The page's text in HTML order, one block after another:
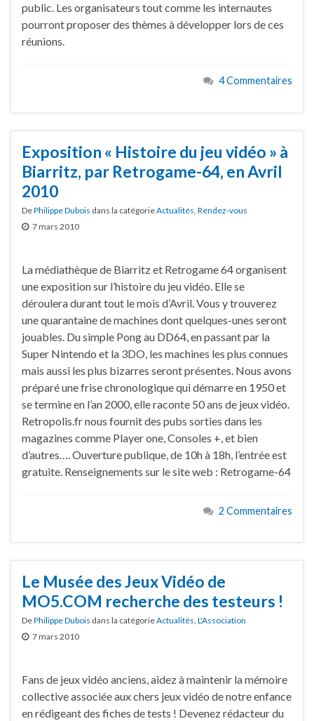
public. Les organisateurs tout comme les internautes
pourront proposer des thèmes à développer lors de ces
réunions.
4 Commentaires
Exposition « Histoire du jeu vidéo » à
Biarritz, par Retrogame-64, en Avril
2010
DePhilippe Dubois dans la catégorieActualités Rendez-vous
7 mars 2010
La médiathèque de Biarritz et Retrogame 64 organisent
une exposition sur l’histoire du jeu vidéo. Elle se
déroulera durant tout le mois d’Avril. Vous y trouverez
une quarantaine de machines dont quelques-unes seront
jouables. Du simple Pong au DD64, en passant par la
Super Nintendo et la 3DO, les machines les plus connues
mais aussi les plus bizarres seront présentes. Nous avons
préparé une frise chronologique qui démarre en 1950 et
se termine en l’an 2000, elle raconte 50 ans de jeux vidéo.
Retropolis.fr nous fournit des pubs sorties dans les
magazines comme Player one, Consoles +, et bien
d’autres…. Ouverture publique, de 10h à 18h, l’entrée est
gratuite. Renseignements sur le site web : Retrogame-64
2 Commentaires
Le Musée des Jeux Vidéo de
MO5.COM recherche des testeurs !
DePhilippe Dubois dans la catégorieActualités, L'Association
7 mars 2010
Fans de jeux vidéo anciens, aidez à maintenir la mémoire
collective associée aux chers jeux vidéo de notre enfance
en rédigeant des fiches de tests ! Devenez rédacteur du